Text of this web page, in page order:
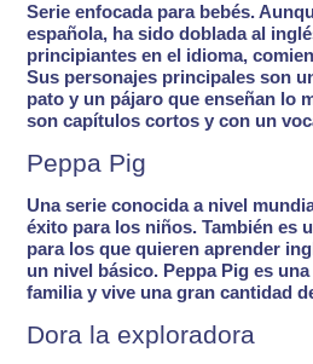
Serie enfocada para bebés.
española, ha sido doblada al
principiantes en el idioma,
Sus personajes principales son
pato y un pájaro que enseñan lo
son capítulos cortos y con un
Peppa Pig
Una serie conocida a nivel
éxito para los niños. También es
para los que quieren aprender
un nivel básico. Peppa Pig es
familia y vive una gran cantidad
Dora la exploradora